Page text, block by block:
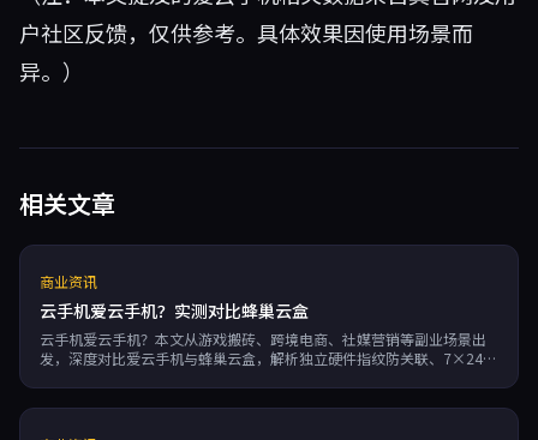
户社区反馈，仅供参考。具体效果因使用场景而
异。）
相关文章
商业资讯
云手机爱云手机？实测对比蜂巢云盒
云手机爱云手机？本文从游戏搬砖、跨境电商、社媒营销等副业场景出
发，深度对比爱云手机与蜂巢云盒，解析独立硬件指纹防关联、7×24运